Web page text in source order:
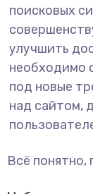
поисковых
улучшить
необходимо
под новые
над сайтом,
Всё понятно,